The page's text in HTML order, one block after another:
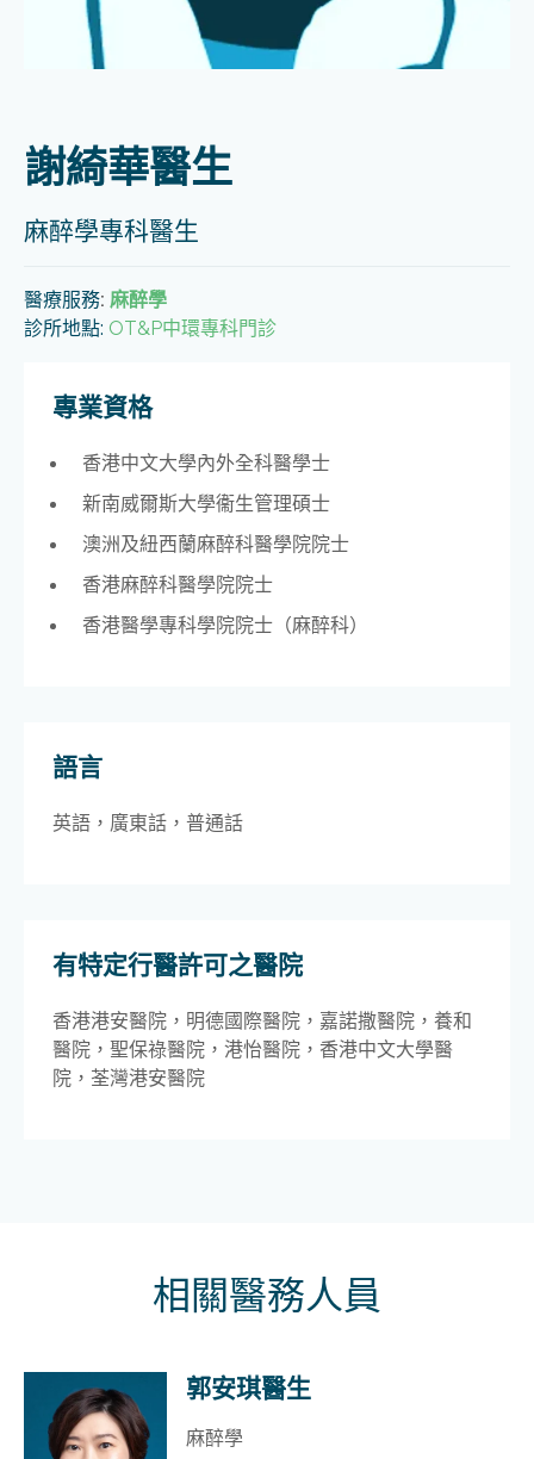
謝綺華醫生
麻醉學專科醫生
醫療服務: 麻醉學
診所地點: OT&P中環專科門診
專業資格
香港中文大學內外全科醫學士
新南威爾斯大學衞生管理碩士
澳洲及紐西蘭麻醉科醫學院院士
香港麻醉科醫學院院士
香港醫學專科學院院士（麻醉科）
語言
英語，廣東話，普通話
有特定行醫許可之醫院
香港港安醫院，明德國際醫院，嘉諾撒醫院，養和
醫院，聖保祿醫院，港怡醫院，香港中文大學醫
院，荃灣港安醫院
相關醫務人員
郭安琪醫生
麻醉學